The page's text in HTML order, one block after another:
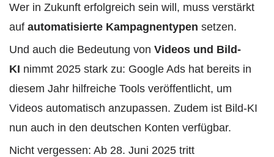
Wer in Zukunft erfolgreich sein will, muss verstärkt
auf automatisierte Kampagnentypen setzen.
Und auch die Bedeutung von Videos und Bild-
KI nimmt 2025 stark zu: Google Ads hat bereits in
diesem Jahr hilfreiche Tools veröffentlicht, um
Videos automatisch anzupassen. Zudem ist Bild-KI
nun auch in den deutschen Konten verfügbar.
Nicht vergessen: Ab 28. Juni 2025 tritt